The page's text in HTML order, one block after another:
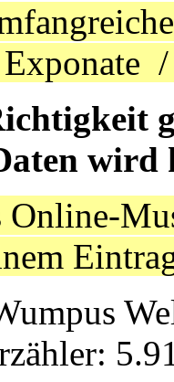
Exponate
Online-